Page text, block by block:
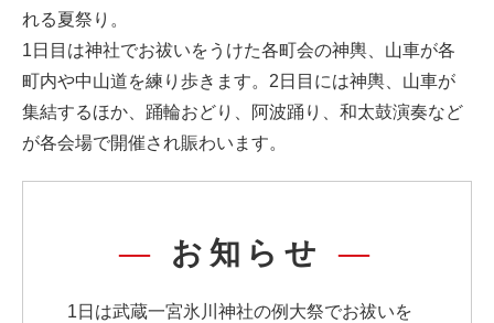
れる夏祭り。
1日目は神社でお祓いをうけた各町会の神輿、山車が各
町内や中山道を練り歩きます。2日目には神輿、山車が
集結するほか、踊輪おどり、阿波踊り、和太鼓演奏など
が各会場で開催され賑わいます。
お知らせ
1日は武蔵一宮氷川神社の例大祭でお祓いを